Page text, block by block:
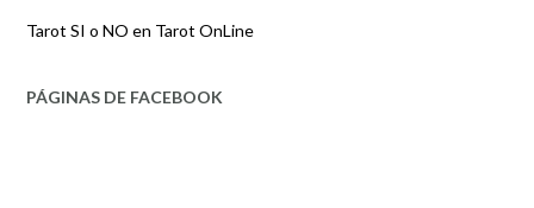
Tarot SI o NO en Tarot OnLine
PÁGINAS DE FACEBOOK